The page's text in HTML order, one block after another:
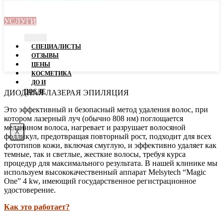
УСЛУГИ
СПЕЦИАЛИСТЫ
ОТЗЫВЫ
ЦEНЫ
КОСМЕТИКА
ДО И
ПОСЛЕ
X
ДИОДНАЯ ЛАЗЕРАЯ ЭПИЛЯЦИЯ
Это эффективный и безопасный метод удаления волос, при
котором лазерный луч (обычно 808 нм) поглощается
меланином волоса, нагревает и разрушает волосяной
фолликул, предотвращая повторный рост, подходит для всех
фототипов кожи, включая смуглую, и эффективно удаляет как
темные, так и светлые, жесткие волосы, требуя курса
процедур для максимального результата. В нашей клинике мы
используем высококачественный аппарат Melsytech “Magic
One” 4 kw, имеющий государственное регистрационное
удостоверение.
Как это работает?